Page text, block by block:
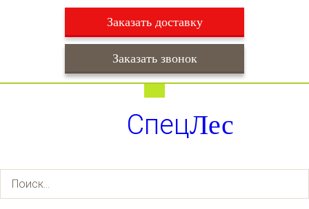
Заказать доставку
Заказать звонок
+7 (495) 003-36-93
СпецЛес